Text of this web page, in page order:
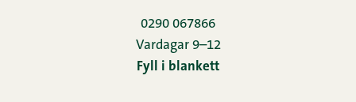
0290 067866
Vardagar 9–12
Fyll i blankett